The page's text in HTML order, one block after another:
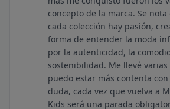
concepto de la marca. Se
cada colección hay pasión,
forma de entender la moda
por la autenticidad, la
sostenibilidad. Me llevé
puedo estar más contenta
duda, cada vez que vuelva a
Kids será una parada